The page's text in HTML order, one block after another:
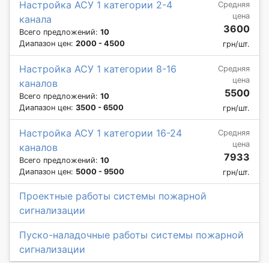
Настройка АСУ 1 категории 2-4
канала
Всего предложений: 10
Диапазон цен: 2000 - 4500
Средняя
цена
3600
грн/шт.
Настройка АСУ 1 категории 8-16
каналов
Всего предложений: 10
Диапазон цен: 3500 - 6500
Средняя
цена
5500
грн/шт.
Настройка АСУ 1 категории 16-24
каналов
Всего предложений: 10
Диапазон цен: 5000 - 9500
Средняя
цена
7933
грн/шт.
Проектные работы системы пожарной
сигнализации
Пуско-наладочные работы системы пожарной
сигнализации